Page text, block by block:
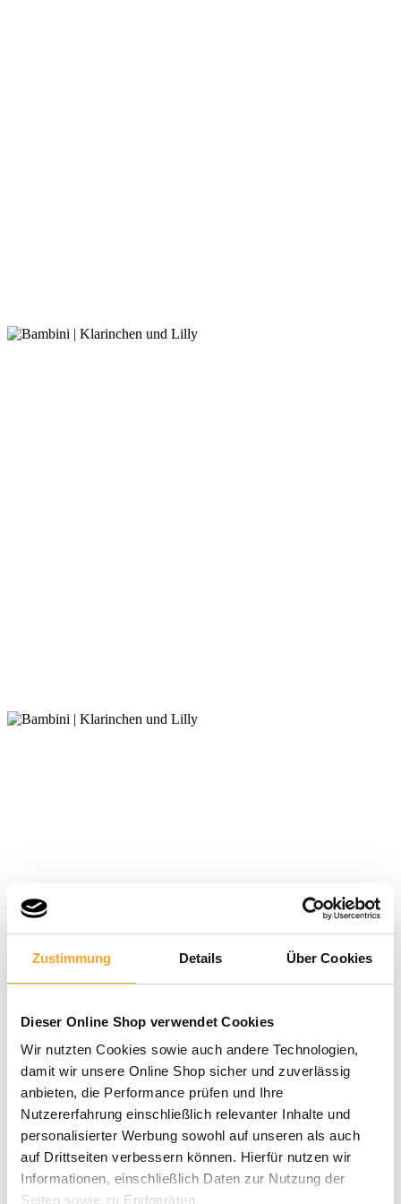
Zustimmung Details Über Cookies
Dieser Online Shop verwendet Cookies
Wir nutzten Cookies sowie auch andere Technologien,
damit wir unsere Online Shop sicher und zuverlässig
anbieten, die Performance prüfen und Ihre
Nutzererfahrung einschließlich relevanter Inhalte und
personalisierter Werbung sowohl auf unseren als auch
auf Drittseiten verbessern können. Hierfür nutzen wir
Informationen, einschließlich Daten zur Nutzung der
Seiten sowie zu Endgeräten.